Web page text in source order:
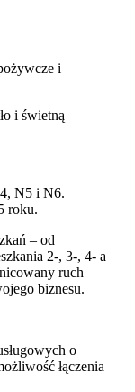
i
i świetną
N5 i N6.
roku.
– od
2-, 3-, 4- a
ruch
biznesu.
o
łączenia